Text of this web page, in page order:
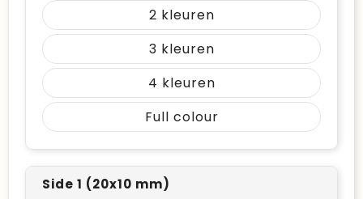
2
3
4
Full colour
Side 1 (20x10 mm)